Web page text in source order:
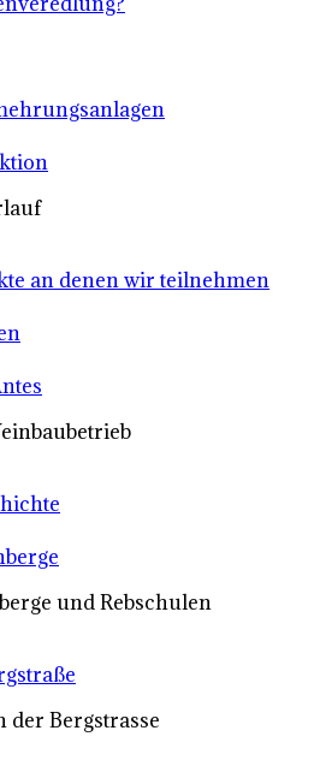
an denen wir teilnehmen
und Rebschulen
Bergstrasse